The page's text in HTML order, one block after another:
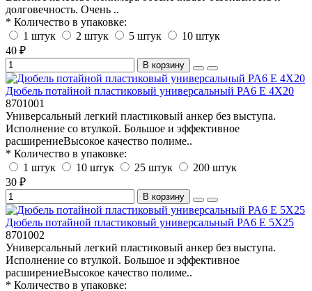
долговечность. Очень ..
* Количество в упаковке:
1 штук
2 штук 5 штук
10 штук
40 ₽
В корзину
Дюбель потайной пластиковый универсальный PA6 E 4X20
8701001
Универсальный легкий пластиковый анкер без выступа.
Исполнение со втулкой. Большое и эффективное
расширениеВысокое качество полиме..
* Количество в упаковке:
1 штук
10 штук 25 штук
200 штук
30 ₽
В корзину
Дюбель потайной пластиковый универсальный PA6 E 5X25
8701002
Универсальный легкий пластиковый анкер без выступа.
Исполнение со втулкой. Большое и эффективное
расширениеВысокое качество полиме..
* Количество в упаковке: